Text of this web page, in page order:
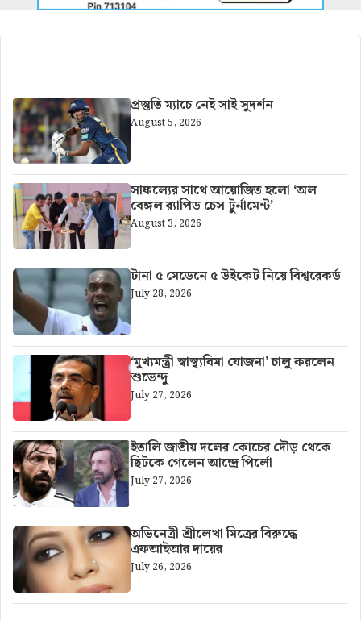
প্রস্তুতি ম্যাচে নেই সাই সুদর্শন
August 5, 2026
সাফল্যের সাথে আয়োজিত হলো ‘অল
বেঙ্গল র‍্যাপিড চেস টুর্নামেন্ট’
August 3, 2026
টানা ৫ মেডেনে ৫ উইকেট নিয়ে বিশ্বরেকর্ড
July 28, 2026
‘মুখ্যমন্ত্রী স্বাস্থ্যবিমা যোজনা’ চালু করলেন
শুভেন্দু
July 27, 2026
ইতালি জাতীয় দলের কোচের দৌড় থেকে
ছিটকে গেলেন আন্দ্রে পির্লো
July 27, 2026
অভিনেত্রী শ্রীলেখা মিত্রের বিরুদ্ধে
এফআইআর দায়ের
July 26, 2026